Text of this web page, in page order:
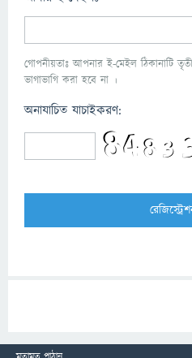
গোপনীয়তাঃ আপনার ই-মেইল ঠিকানাটি
ভাগাভাগি করা হবে না ।
অনাযাচিত যাচাইকরণ: